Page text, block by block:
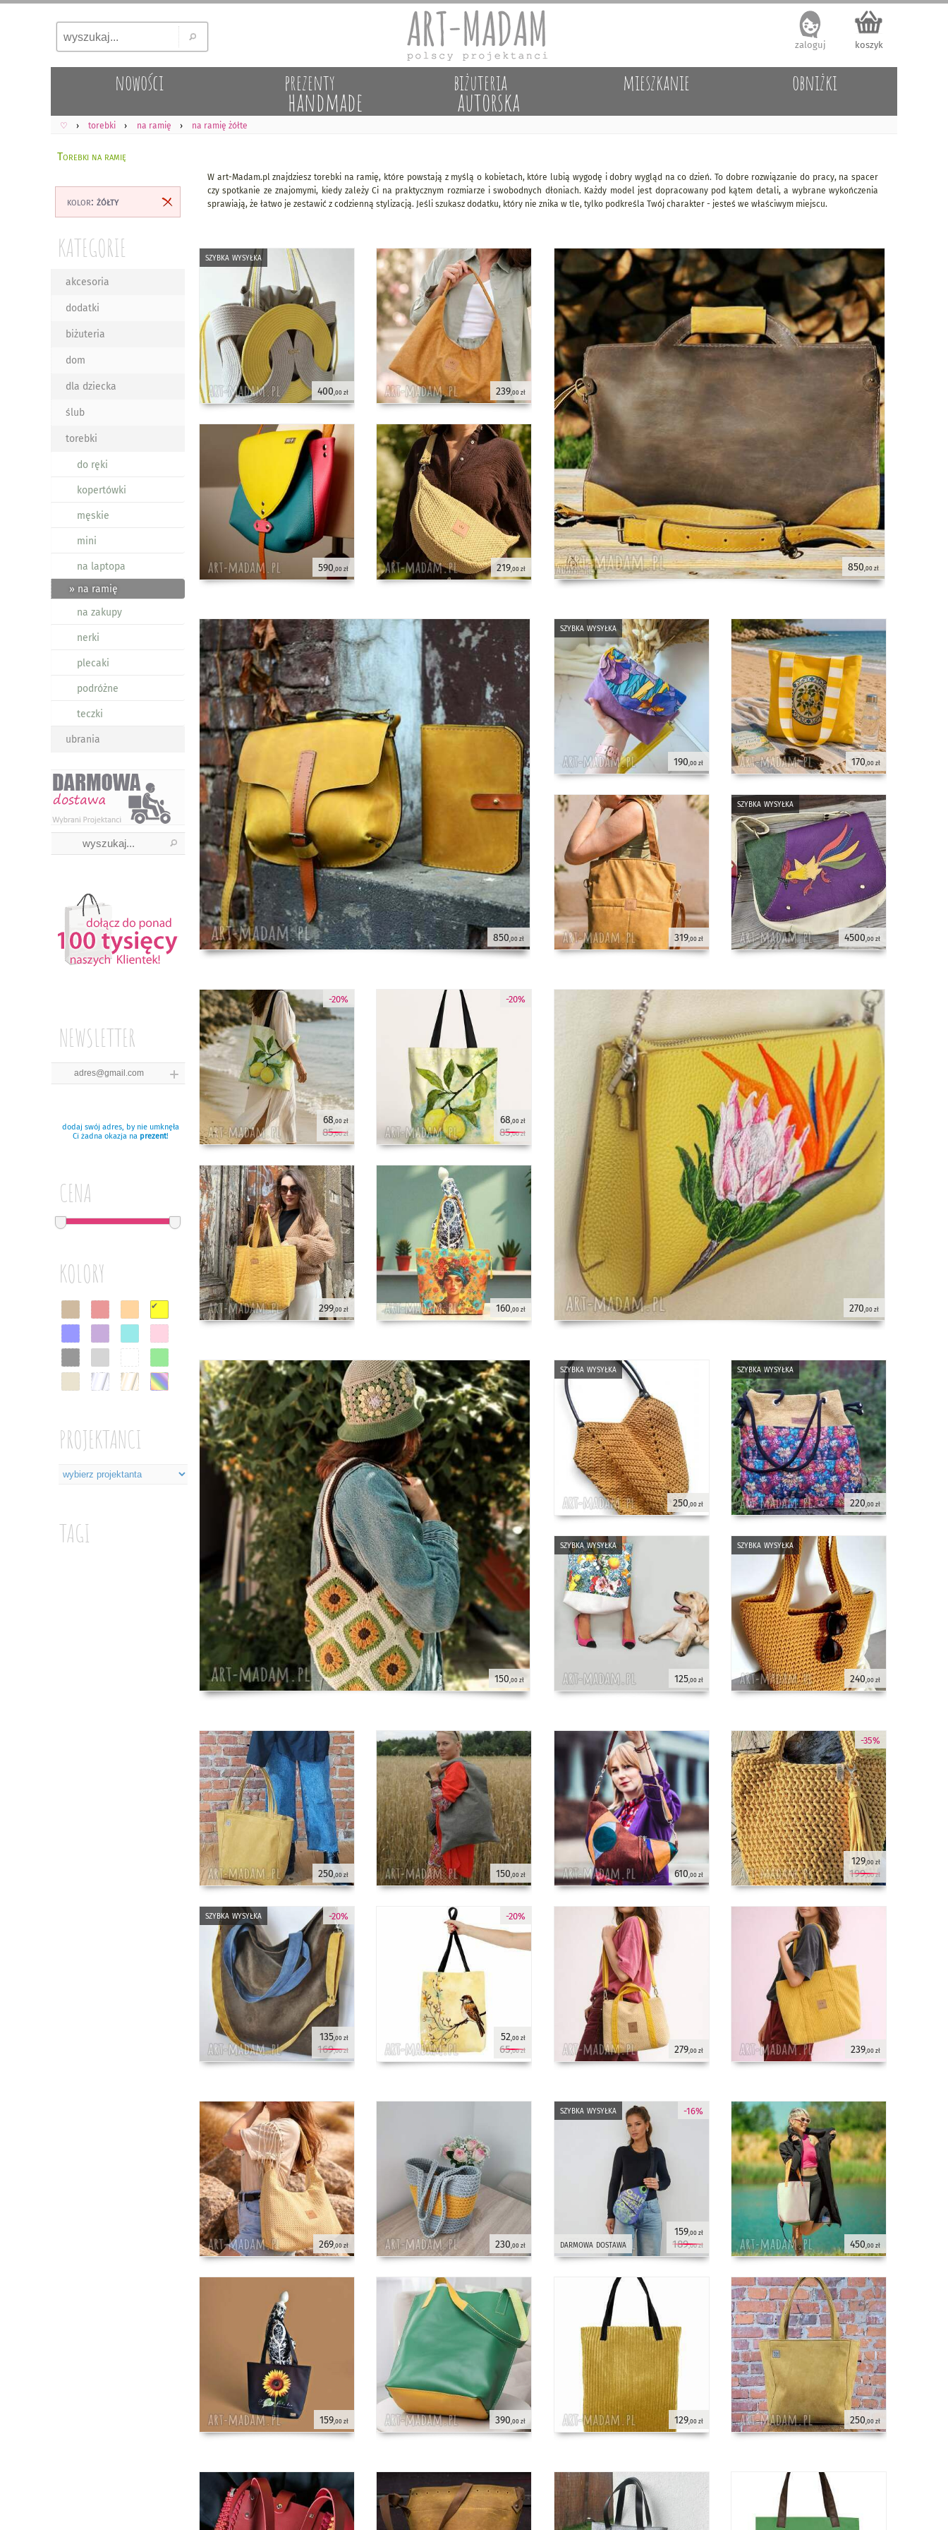
koszyk
zaloguj
nowości prezenty
handmade
biżuteria
autorska
mieszkanie obniżki
♡ torebki na ramię na ramię żółte
Torebki na ramię
kolor: żółty
KATEGORIE
akcesoria
dodatki
biżuteria
dom
dla dziecka
ślub
torebki
do ręki
kopertówki
męskie
mini
na laptopa
» na ramię
na zakupy
nerki
plecaki
podróżne
teczki
ubrania
NEWSLETTER
dodaj swój adres, by nie umknęła
Ci żadna okazja na prezent!
CENA
KOLORY
✔
PROJEKTANCI
TAGI
W art-Madam.pl znajdziesz torebki na ramię, które powstają z myślą o kobietach, które lubią wygodę i dobry wygląd na co dzień. To dobre rozwiązanie do pracy, na spacer
czy spotkanie ze znajomymi, kiedy zależy Ci na praktycznym rozmiarze i swobodnych dłoniach. Każdy model jest dopracowany pod kątem detali, a wybrane wykończenia
sprawiają, że łatwo je zestawić z codzienną stylizacją. Jeśli szukasz dodatku, który nie znika w tle, tylko podkreśla Twój charakter - jesteś we właściwym miejscu.
szybka wysyłka
400,00 zł 239,00 zł
590,00 zł 219,00 zł 850,00 zł
850,00 zł
szybka wysyłka
190,00 zł 170,00 zł
319,00 zł
szybka wysyłka
4500,00 zł
-20%
68,00 zł
85,00 zł
-20%
68,00 zł
85,00 zł
299,00 zł 160,00 zł 270,00 zł
150,00 zł
szybka wysyłka
250,00 zł
szybka wysyłka
220,00 zł
szybka wysyłka
125,00 zł
szybka wysyłka
240,00 zł
250,00 zł 150,00 zł
-20%
szybka wysyłka
135,00 zł
169,00 zł
-20%
52,00 zł
65,00 zł
610 ,00 zł
-35%
129,00 zł
199,00 zł
279,00 zł 239,00 zł
269,00 zł 230,00 zł
159,00 zł 390,00 zł
darmowa dostawa
-16%
szybka wysyłka
159,00 zł
189,00 zł 450 ,00 zł
129,00 zł 250 ,00 zł